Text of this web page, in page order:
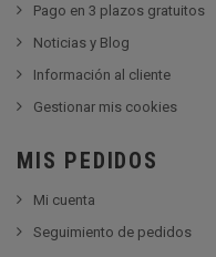
Pago en 3 plazos gratuitos
Noticias y Blog
Información al cliente
Gestionar mis cookies
MIS PEDIDOS
Mi cuenta
Seguimiento de pedidos